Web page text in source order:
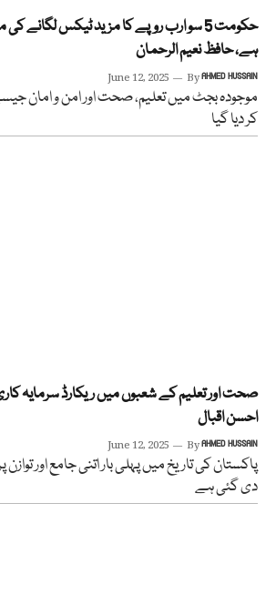
حکومت 5 سو ارب روپے کا مزید ٹیکس لگانے
ہے، حافظ نعیم الرحمان
June 12, 2025 ByAHMED HUSSAIN
موجودہ بجٹ میں تعلیم، صحت اور امن و امان
کر دیا گیا
صحت اور تعلیم کے شعبوں میں ریکارڈ سرمایہ
احسن اقبال
June 12, 2025 ByAHMED HUSSAIN
پاکستان کی تاریخ میں پہلی بار اتنی جامع اور توازن
دی گئی ہے